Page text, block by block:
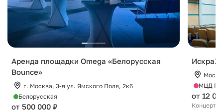
Аренда площадки Omega «Белорусская
Bounce»
г. Москва, 3-я ул. Ямского Поля, 2к6
Белорусская
от 500 000 ₽
МЦД
от 12